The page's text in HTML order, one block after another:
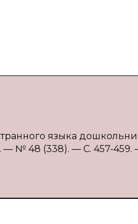
языка
№ 48 (338). — С. 457-459.